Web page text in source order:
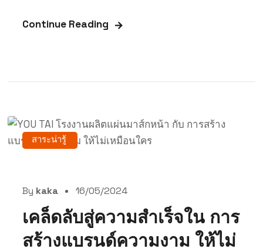
Continue Reading
สาระน่ารู้
By kaka 16/05/2024
เคล็ดลับสู่ความสำเร็จใน การ
สร้างแบรนด์ความงาม ให้ไม่